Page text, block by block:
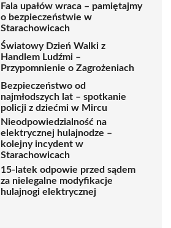
Fala upałów wraca – pamiętajmy
o bezpieczeństwie w
Starachowicach
Światowy Dzień Walki z
Handlem Ludźmi –
Przypomnienie o Zagrożeniach
Bezpieczeństwo od
najmłodszych lat – spotkanie
policji z dziećmi w Mircu
Nieodpowiedzialność na
elektrycznej hulajnodze –
kolejny incydent w
Starachowicach
15-latek odpowie przed sądem
za nielegalne modyfikacje
hulajnogi elektrycznej